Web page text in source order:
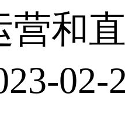
营和
02-